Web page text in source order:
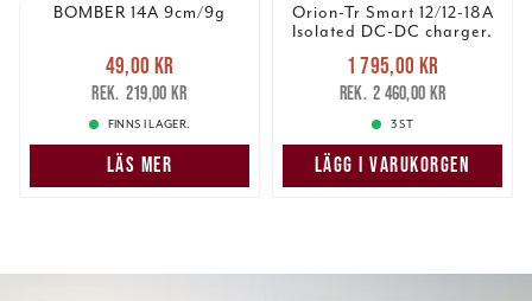
BOMBER 14A 9cm/9g
Nuvarande pris
49,00 krTidigare pris
219,00 kr
49,00 kr
219,00 kr
FINNS I LAGER.
LÄS MER
Orion-Tr Smart 12/12-18A
Isolated DC-DC charger.
Nuvarande pris
1 795,00 krTidigare pris
2 460,00 kr
1 795,00 kr
2 460,00 kr
3 ST
LÄGG I VARUKORGEN